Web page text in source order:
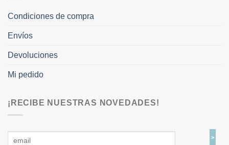
Condiciones de compra
Envíos
Devoluciones
Mi pedido
¡RECIBE NUESTRAS NOVEDADES!